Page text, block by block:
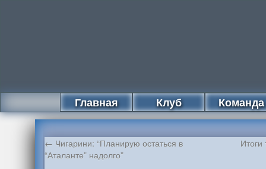
Главная Клуб Команда
← Чигарини: “Планирую остаться в
“Аталанте” надолго”